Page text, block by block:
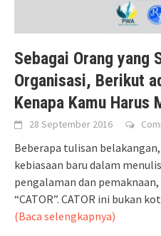
Sebagai Orang yang
Organisasi, Berikut
Kenapa Kamu Harus
28 September 2016
Beberapa tulisan
kebiasaan baru dalam
pengalaman dan
“CATOR”. CATOR ini bukan
(Baca selengkapnya)